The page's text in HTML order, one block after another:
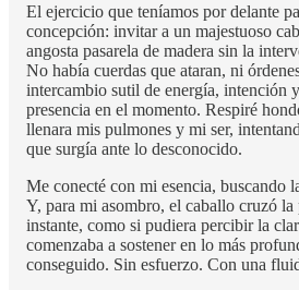
El ejercicio que teníamos por delante
concepción: invitar a un majestuoso
angosta pasarela de madera sin la
No había cuerdas que ataran, ni
intercambio sutil de energía, intención
presencia en el momento. Respiré
llenara mis pulmones y mi ser,
que surgía ante lo desconocido.
Me conecté con mi esencia, buscando
Y, para mi asombro, el caballo cruzó la
instante, como si pudiera percibir la
comenzaba a sostener en lo más
conseguido. Sin esfuerzo. Con una